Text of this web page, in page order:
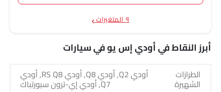
٩ المتغيرات
أبرز النقاط في أودي إس يو في سيارات
الطرازات
الشهيرة
أودي Q2, أودي Q8, أودي RS Q8, أودي
Q7, أودي إي-ترون سبورتباك